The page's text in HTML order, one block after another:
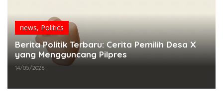
news, Politics
Berita Politik Terbaru: Cerita Pemilih Desa X
yang Mengguncang Pilpres
14/05/2026